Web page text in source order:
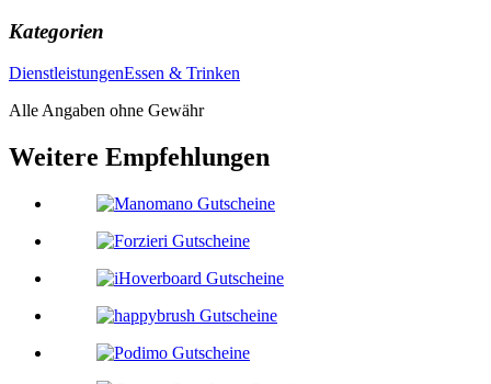
Kategorien
DienstleistungenEssen & Trinken
Alle Angaben ohne Gewähr
Weitere Empfehlungen